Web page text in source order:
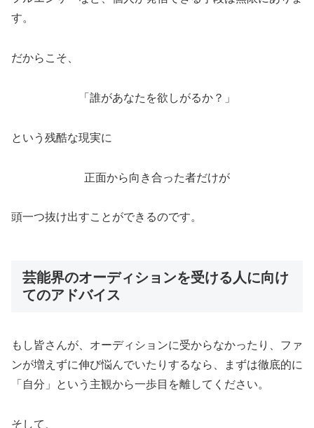
す。
だからこそ、
「誰があなたを欲しがるか？」
という残酷な現実に
正面から向き合った者だけが
頭一つ抜け出すことができるのです。
芸能界のオーディションを受ける人に向け
てのアドバイス
もし皆さんが、オーディションに受からなかったり、ファ
ンが増えずに伸び悩んでいたりするなら、まずは徹底的に
「自分」という主観から一歩目を離してください。
そして、